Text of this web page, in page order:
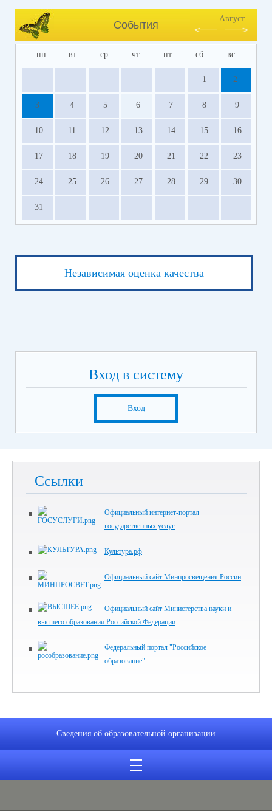
События
Август
пн вт ср чт пт сб вс
1 2
3 4 5 6 7 8 9
10 11 12 13 14 15 16
17 18 19 20 21 22 23
24 25 26 27 28 29 30
31
Независимая оценка качества
Вход в систему
Вход
Ссылки
Официальный интернет-портал
государственных услуг
Культура.рф
Официальный сайт Минпросвещения России
Официальный сайт Министерства науки и
высшего образования Российской Федерации
Федеральный портал "Российское
образование"
Сведения об образовательной организации